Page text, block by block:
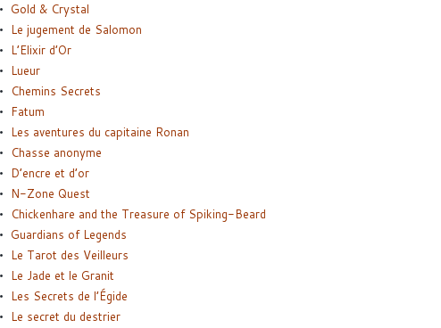
Gold & Crystal
Le jugement de Salomon
L’Elixir d’Or
Lueur
Chemins Secrets
Fatum
Les aventures du capitaine Ronan
Chasse anonyme
D’encre et d’or
N-Zone Quest
Chickenhare and the Treasure of Spiking-Beard
Guardians of Legends
Le Tarot des Veilleurs
Le Jade et le Granit
Les Secrets de l’Égide
Le secret du destrier